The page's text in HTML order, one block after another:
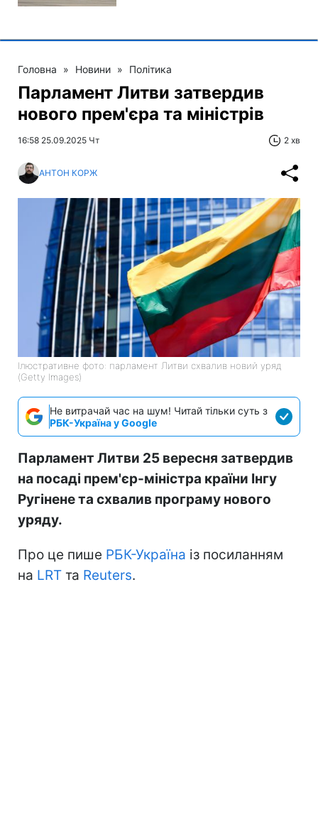
Головна » Новини » Політика
Парламент Литви затвердив
нового прем'єра та міністрів
16:58 25.09.2025 Чт 2 хв
АНТОН КОРЖ
Ілюстративне фото: парламент Литви схвалив новий уряд
(Getty Images)
Не витрачай час на шум! Читай тільки суть з
РБК-Україна у Google
Парламент Литви 25 вересня затвердив
на посаді прем'єр-міністра країни Інгу
Ругінене та схвалив програму нового
уряду.
Про це пише РБК-Україна із посиланням
на LRT та Reuters.